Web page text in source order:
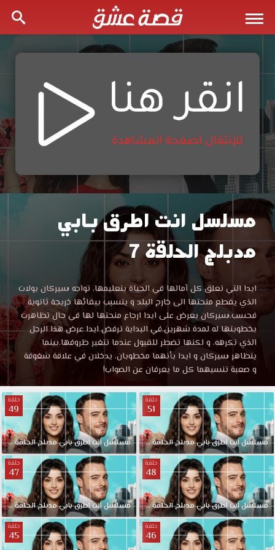
مشاهدة
مسلسل
انت
اطرق
بابي
الحلقة
7
مدبلجة
قصة
عشق
مسلسل انت اطرق بابي
مدبلج الحلقة 7
مسلسل
انت
اطرق
بابي
الحلقة
7
مدبلجة
عشق
انستقرام
مشاهدة
وتحميل
حصريا
الان
مسلسل
انت
اطرق
بابي
الحلقة
ايدا التي تعلق كل آمالها في الحياة بتعليمها، تواجه سيركان بولات
الذي يقطع منحتها الى خارج البلد و يتسبب ببقائها خريجة ثانوية
فحسب.سيركان يعرض على ايدا ارجاع منحتها لها في حال تظاهرت
بخطوبتها له لمدة شهرين.في البداية ترفض ايدا عرض هذا الرجل
الذي تكرهه، و لكنها تضطر للقبول عندما تتغير ظروفها.بينما
يتظاهر سيركان و ايدا بأنهما مخطوبان، يدخلان في علاقة شغوفة
و صعبة تنسيهما كل ما يعرفان عن الصواب!
حلقة
51
مسلسلانتاطرقبابيمدبلجالحلقة51والاخيرة
حلقة
49
مسلسلانتاطرقبابيمدبلجالحلقة49
حلقة
48
مسلسلانتاطرقبابيمدبلجالحلقة48
حلقة
47
مسلسلانتاطرقبابيمدبلجالحلقة47
حلقة
46
حلقة
45